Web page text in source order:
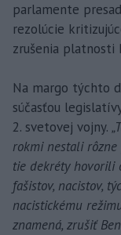
parlamente
rezolúcie
zrušenia platnosti
Na margo týchto
súčasťou
2. svetovej vojny.
rokmi nestali rôzne
tie dekréty hovorili
fašistov, nacistov,
nacistickému
znamená, zrušiť